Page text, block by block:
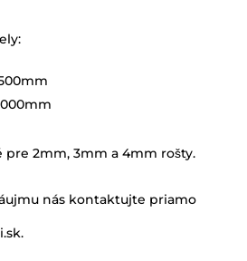
pre 2mm, 3mm a 4mm rošty.
nás kontaktujte priamo